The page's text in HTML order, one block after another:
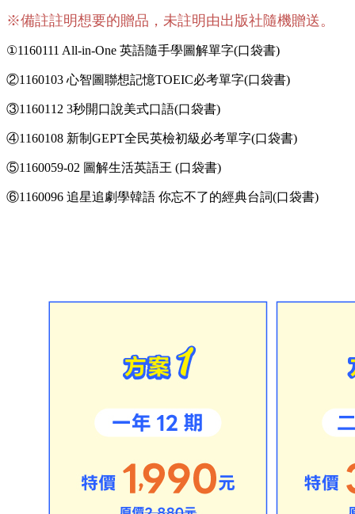
※備註註明想要的贈品，未註明由出版社隨機贈送。
①1160111 All-in-One 英語隨手學圖解單字(口袋書)
②1160103 心智圖聯想記憶TOEIC必考單字(口袋書)
③1160112 3秒開口說美式口語(口袋書)
④1160108 新制GEPT全民英檢初級必考單字(口袋書)
⑤1160059-02 圖解生活英語王 (口袋書)
⑥1160096 追星追劇學韓語 你忘不了的經典台詞(口袋書)